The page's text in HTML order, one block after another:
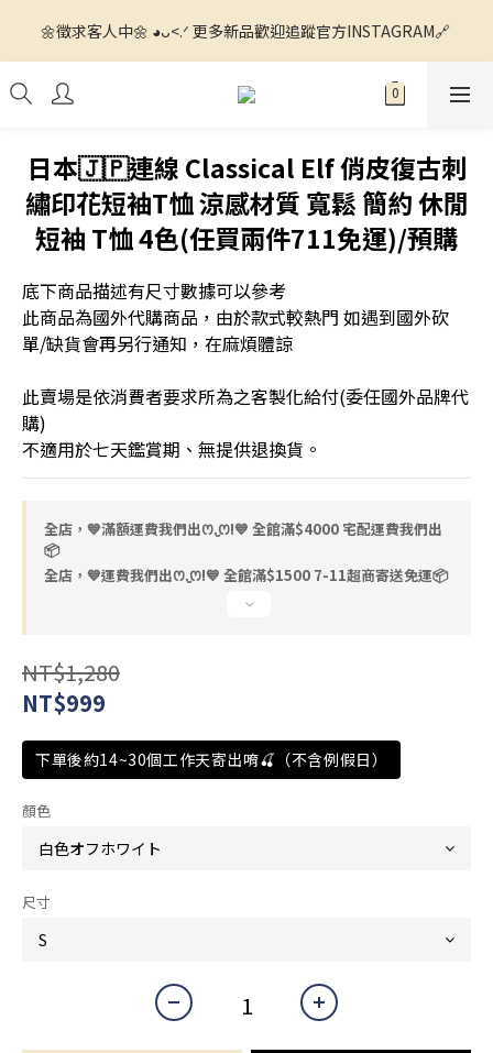
🌼徵求客人中🌼 ◕ᴗ<.ᐟ 更多新品歡迎追蹤官方INSTAGRAM🔗
🌼徵求客人中🌼 ◕ᴗ<.ᐟ 更多新品歡迎追蹤官方INSTAGRAM🔗
💙滿額運費我們出ꯁ.̮ꯁ!💙 全館滿$1500 7-11超商寄送免運📦 全館
滿$4000 宅配運費我們出📦
🌼徵求客人中🌼 ◕ᴗ<.ᐟ 更多新品歡迎追蹤官方INSTAGRAM🔗
日本🇯🇵連線 Classical Elf 俏皮復古刺
繡印花短袖T恤 涼感材質 寬鬆 簡約 休閒
短袖 T恤 4色(任買兩件711免運)/預購
底下商品描述有尺寸數據可以參考
此商品為國外代購商品，由於款式較熱門 如遇到國外砍
單/缺貨會再另行通知，在麻煩體諒
此賣場是依消費者要求所為之客製化給付(委任國外品牌代
購)
不適用於七天鑑賞期、無提供退換貨。
全店，💙滿額運費我們出ꯁ.̮ꯁ!💙 全館滿$4000 宅配運費我們出
📦
全店，💙運費我們出ꯁ.̮ꯁ!💙 全館滿$1500 7-11超商寄送免運📦
NT$1,280
NT$999
下單後約14~30個工作天寄出唷🍒（不含例假日）
顏色
尺寸